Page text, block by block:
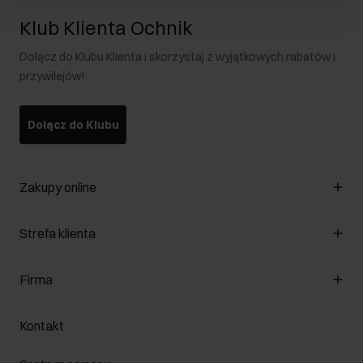
Klub Klienta Ochnik
Dołącz do Klubu Klienta i skorzystaj z wyjątkowych rabatów i
przywilejów!
Dołącz do Klubu
Zakupy online
Zarządzaj cookies
Formy płatności
Jak dokonać zwrotu?
Strefa klienta
Klub Klienta
Zwróć produkty
Firma
O nas
Salony
Kontakt